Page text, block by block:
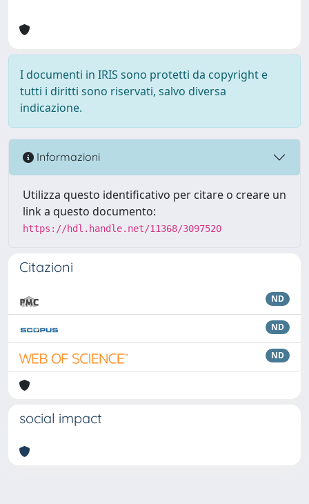
I documenti in IRIS sono protetti da copyright e
tutti i diritti sono riservati, salvo diversa
indicazione.
Informazioni
Utilizza questo identificativo per citare o creare un
link a questo documento:
https://hdl.handle.net/11368/3097520
Citazioni
ND
ND
ND
social impact